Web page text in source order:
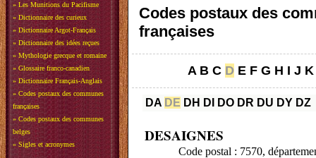
» Les Munitions du Pacifisme
» Dictionnaire des curieux
» Dictionnaire Argot-Français
» Dictionnaire des idées reçues
» Mythologie grecque et romaine
» Glossaire franco-canadien
» Dictionnaire Français-Anglais
» Codes postaux des communes
françaises
» Codes postaux des communes
belges
» Sigles et acronymes
Codes postaux des
françaises
A B C D E F G H I J K
DA DE DH DI DO DR DU DY DZ
DESAIGNES
Code postal : 7570,